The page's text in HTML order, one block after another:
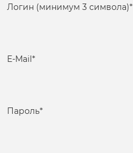
Логин (минимум 3 символа)*
E-Mail*
Пароль*